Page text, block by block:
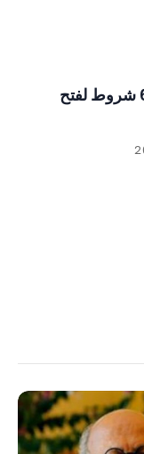
طهران تضع 6 شروط لفتح